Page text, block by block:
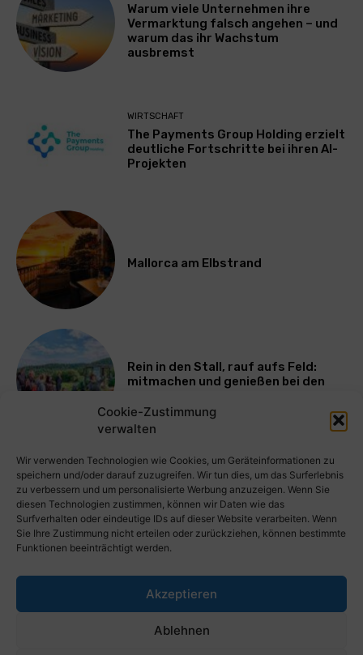
Cookie-Zustimmung
verwalten
Wir verwenden Technologien wie Cookies, um Geräteinformationen zu
speichern und/oder darauf zuzugreifen. Wir tun dies, um das Surferlebnis
zu verbessern und um personalisierte Werbung anzuzeigen. Wenn Sie
diesen Technologien zustimmen, können wir Daten wie das
Surfverhalten oder eindeutige IDs auf dieser Website verarbeiten. Wenn
Sie Ihre Zustimmung nicht erteilen oder zurückziehen, können bestimmte
Funktionen beeinträchtigt werden.
Akzeptieren
Ablehnen
Warum viele Unternehmen ihre
Vermarktung falsch angehen – und
warum das ihr Wachstum
ausbremst
WIRTSCHAFT
The Payments Group Holding erzielt
deutliche Fortschritte bei ihren AI-
Projekten
Mallorca am Elbstrand
Rein in den Stall, rauf aufs Feld:
mitmachen und genießen bei den
Mehr laden
wichtige PresseMitteilungen auf PresseWorld veröffentlichen.